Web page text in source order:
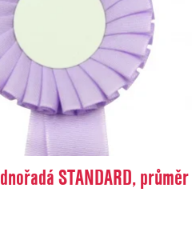
STANDARD, průměr